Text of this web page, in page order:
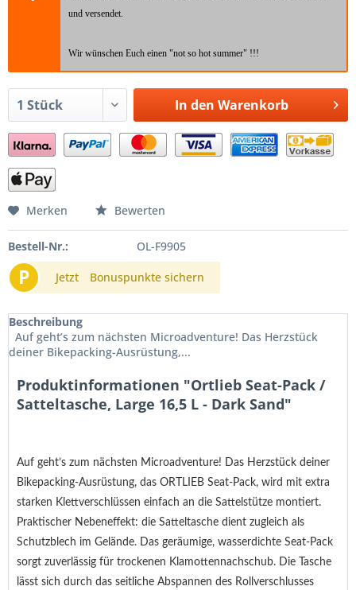
und versendet.
Wir wünschen Euch einen "not so hot summer" !!!
In den Warenkorb
Merken Bewerten
Bestell-Nr.: OL-F9905
P Jetzt Bonuspunkte sichern
Beschreibung
Auf geht’s zum nächsten Microadventure! Das Herzstück
deiner Bikepacking-Ausrüstung,...
Produktinformationen "Ortlieb Seat-Pack /
Satteltasche, Large 16,5 L - Dark Sand"
Auf geht’s zum nächsten Microadventure! Das Herzstück deiner
Bikepacking-Ausrüstung, das ORTLIEB Seat-Pack, wird mit extra
starken Klettverschlüssen einfach an die Sattelstütze montiert.
Praktischer Nebeneffekt: die Satteltasche dient zugleich als
Schutzblech im Gelände. Das geräumige, wasserdichte Seat-Pack
sorgt zuverlässig für trockenen Klamottennachschub. Die Tasche
lässt sich durch das seitliche Abspannen des Rollverschlusses